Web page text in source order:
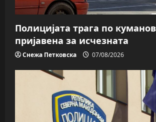
Полицијата трага пo
пријавена за исчезната
Снежа Петковска 07/08/2026